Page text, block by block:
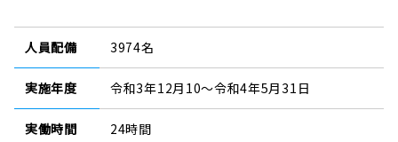
人員配備 3974名
実施年度 令和3年12月10〜令和4年5月31日
実働時間 24時間